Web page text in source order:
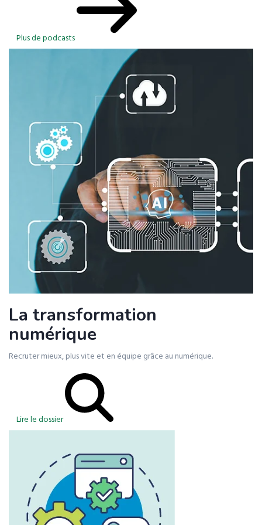
Plus de podcasts
La transformation
numérique
Recruter mieux, plus vite et en équipe grâce au numérique.
Lire le dossier